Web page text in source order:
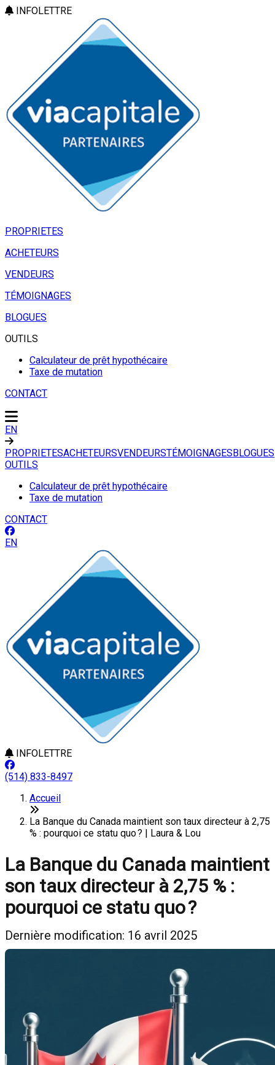
INFOLETTRE
PROPRIETES
ACHETEURS
VENDEURS
TÉMOIGNAGES
BLOGUES
OUTILS
Calculateur de prêt hypothécaire
Taxe de mutation
CONTACT
EN
PROPRIETESACHETEURSVENDEURSTÉMOIGNAGESBLOGUES
OUTILS
Calculateur de prêt hypothécaire
Taxe de mutation
CONTACT
EN
INFOLETTRE
(514) 833-8497
Accueil
La Banque du Canada maintient son taux directeur à 2,75
% : pourquoi ce statu quo ? | Laura & Lou
La Banque du Canada maintient
son taux directeur à 2,75 % :
pourquoi ce statu quo ?
Dernière modification: 16 avril 2025